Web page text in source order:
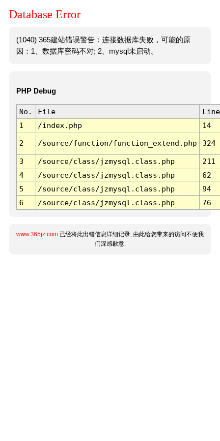
Database Error
(1040) 365建站错误警告：连接数据库失败，可能的原
因：1、数据库密码不对; 2、mysql未启动。
PHP Debug
No. File
Line
1
/index.php 14
2 /source/function/function_extend.php 324
3 /source/class/jzmysql.class.php
211
4
/source/class/jzmysql.class.php
62
5
/source/class/jzmysql.class.php
94
6
/source/class/jzmysql.class.php 76
www.365jz.com 已经将此出错信息详细记录, 由此给您带来的访问不便我
们深感歉意.